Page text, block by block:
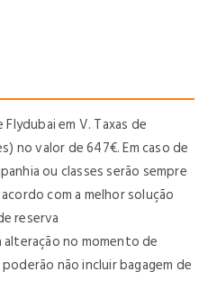
em V. Taxas de
no valor de 647€. Em caso de
ou classes serão sempre
com a melhor solução
reserva
no momento de
não incluir bagagem de